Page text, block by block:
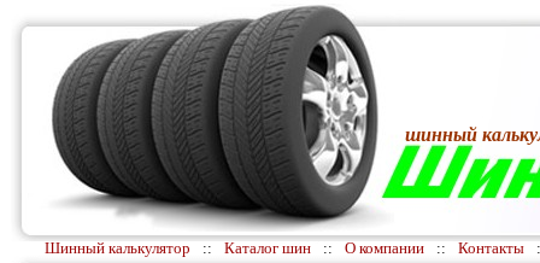
шинный
Шинный калькулятор :: Каталог шин :: О компании :: Контакты